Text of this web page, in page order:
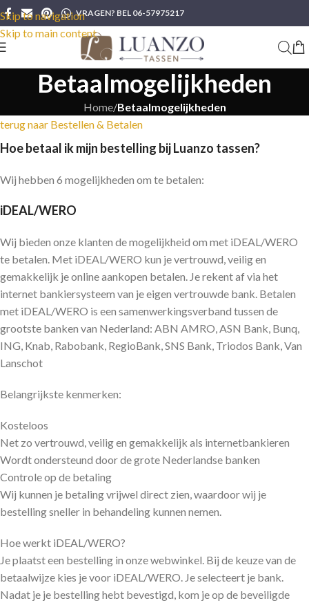
Skip to navigation
Skip to main content
VRAGEN? BEL 06-57975217
Betaalmogelijkheden
Home/Betaalmogelijkheden
terug naar Bestellen & Betalen
Hoe betaal ik mijn bestelling bij Luanzo tassen?
Wij hebben 6 mogelijkheden om te betalen:
iDEAL/WERO
Wij bieden onze klanten de mogelijkheid om met iDEAL/WERO
te betalen. Met iDEAL/WERO kun je vertrouwd, veilig en
gemakkelijk je online aankopen betalen. Je rekent af via het
internet bankiersysteem van je eigen vertrouwde bank. Betalen
met iDEAL/WERO is een samenwerkingsverband tussen de
grootste banken van Nederland: ABN AMRO, ASN Bank, Bunq,
ING, Knab, Rabobank, RegioBank, SNS Bank, Triodos Bank, Van
Lanschot
Belangrijkste kenmerken:
Kosteloos
Net zo vertrouwd, veilig en gemakkelijk als internetbankieren
Wordt ondersteund door de grote Nederlandse banken
Controle op de betaling
Wij kunnen je betaling vrijwel direct zien, waardoor wij je
bestelling sneller in behandeling kunnen nemen.
Hoe werkt iDEAL/WERO?
Je plaatst een bestelling in onze webwinkel. Bij de keuze van de
betaalwijze kies je voor iDEAL/WERO. Je selecteert je bank.
Nadat je je bestelling hebt bevestigd, kom je op de beveiligde